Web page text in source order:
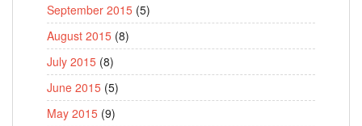
September 2015 (5)
August 2015 (8)
July 2015 (8)
June 2015 (5)
May 2015 (9)